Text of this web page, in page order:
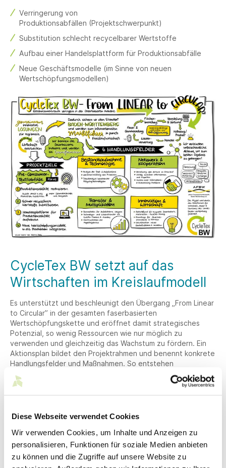
Diese Webseite verwendet Cookies
Wir verwenden Cookies, um Inhalte und Anzeigen zu
personalisieren, Funktionen für soziale Medien anbieten
zu können und die Zugriffe auf unsere Website zu
Verringerung von
Produktionsabfällen (Projektschwerpunkt)
Substitution schlecht recycelbarer Wertstoffe
Aufbau einer Handelsplattform für Produktionsabfälle
Neue Geschäftsmodelle (im Sinne von neuen
Wertschöpfungsmodellen)
CycleTex BW setzt auf das
Wirtschaften im Kreislaufmodell
Es unterstützt und beschleunigt den Übergang „From Linear
to Circular” in der gesamten faserbasierten
Wertschöpfungskette und eröffnet damit strategisches
Potenzial, so wenig Ressourcen wie nur möglich zu
verwenden und gleichzeitig das Wachstum zu fördern. Ein
Aktionsplan bildet den Projektrahmen und benennt konkrete
Handlungsfelder und Maßnahmen. So entstehen
passgenaue Lösungen für die Realisierung einer
kreislauforientierten Wirtschaftsform in der Textilindustrie –
von der Abfallvermeidung, Wiederverwertung und
Wertschöpfungsstufen hinweg.
CycleTex BW weiß um die individuellen Belange der
faserbasierten Industrie, die für das Wirtschaften im
Kreislaufmodell eine ambitionierte Aufgabenstellung
bedeuten. Aufgrund der Vielzahl an unterschiedlichen